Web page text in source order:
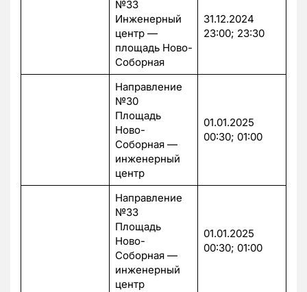
№33
Инженерный
центр —
площадь Ново-
Соборная
31.12.2024
23:00; 23:30
Направление
№30
Площадь
Ново-
Соборная —
инженерный
центр
01.01.2025
00:30; 01:00
Направление
№33
Площадь
Ново-
Соборная —
инженерный
центр
01.01.2025
00:30; 01:00